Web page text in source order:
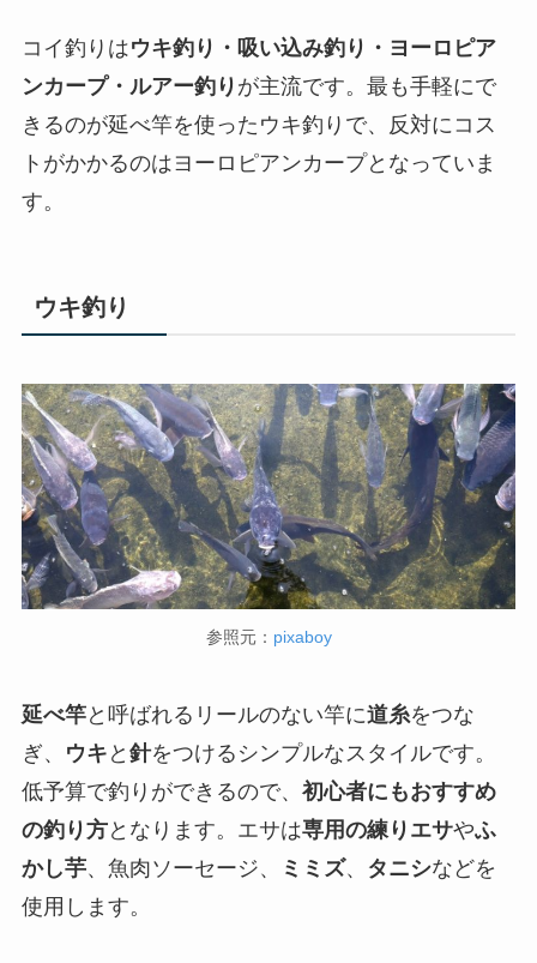
コイ釣りはウキ釣り・吸い込み釣り・ヨーロピア
ンカープ・ルアー釣り が主流です。最も手軽にで
きるのが延べ竿を使ったウキ釣りで、反対にコス
トがかかるのはヨーロピアンカープとなっていま
す。
ウキ釣り
参照元： pixaboy
延べ竿と呼ばれるリールのない竿に道糸をつな
ぎ、
ウキ と 針をつけるシンプルなスタイルです。
低予算で釣りができるので、 初心者にもおすすめ
の釣り方となります。エサは専用の練りエサやふ
かし芋、魚肉ソーセージ、 ミミズ、 タニシなどを
使用します。